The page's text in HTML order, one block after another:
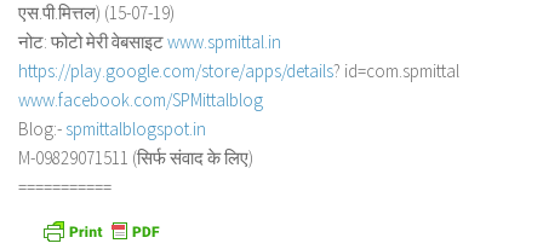
एस.पी.मित्तल) (15-07-19)
नोट: फोटो मेरी वेबसाइटwww.spmittal.in
https://play.google.com/store/apps/details? id=com.spmittal
www.facebook.com/SPMittalblog
Blog:- spmittalblogspot.in
M-09829071511 (सिर्फ संवाद के लिए)
===========